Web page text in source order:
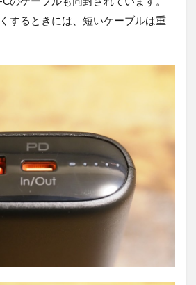
するときには、短いケーブルは重